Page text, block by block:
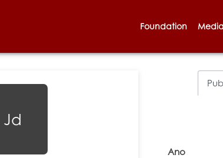
Foundation Media
Jd
Ano